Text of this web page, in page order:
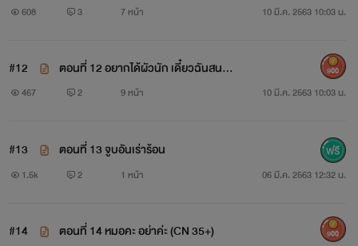
หมอหนุ่มเผลอมองใบหน้าคนไข้ที่นั่งลำตัวตรง เม้มปากจน
สนิท หลับตานิ่งจนให้ความรู้สึกว่าหล่อนเป็นสาวแรกแย้มที่ไม่
น้ำลายลงลำคออันแห้งผาก และเผลอเพียงแวบเดียว มือของเขา
ให้เห็นทรวงอกคู่งามชูชันอร่ามต่อหน้าต่อหน้าเขา
608 3 7 หน้า 10 มี.ค. 2563 10:03 น.
#12
ตอนที่ 12 อยากได้ผัวนัก เดี๋ยวฉันสนอง
ให้ !
467 2 9 หน้า 10 มี.ค. 2563 10:03 น.
900
#13 ตอนที่ 13 จูบอันเร่าร้อน
1.5k 2 1 หน้า 06 มี.ค. 2563 12:32 น.
#14 ตอนที่ 14 หมอคะ อย่าค่ะ (CN 35+) 900